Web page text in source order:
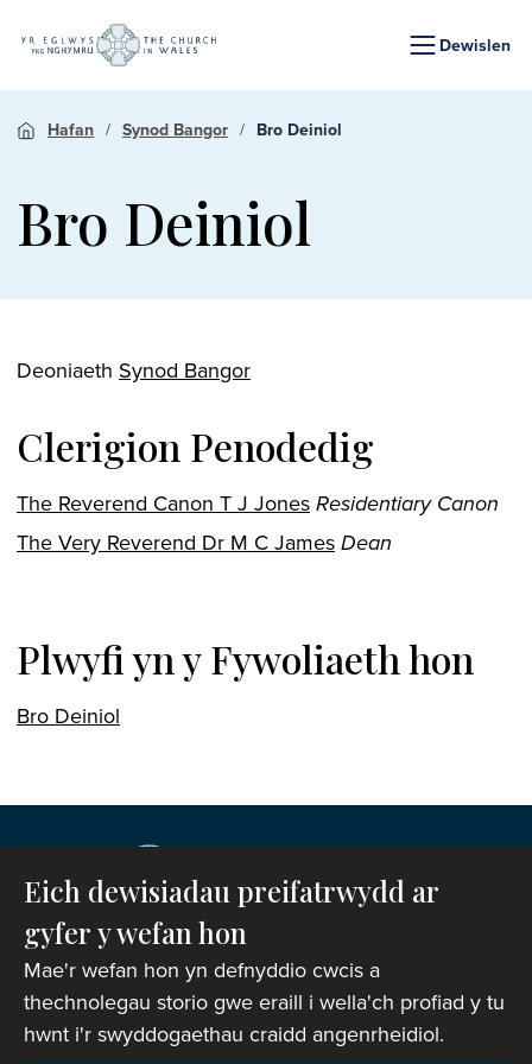
Dewislen
Hafan Synod Bangor Bro Deiniol
Bro Deiniol
Deoniaeth Synod Bangor
Clerigion Penodedig
The Reverend Canon T J Jones Residentiary Canon
The Very Reverend Dr M C James Dean
Plwyfi yn y Fywoliaeth hon
Bro Deiniol
Hawlfraint © 2007-2026 Corff Cynrychiolwyr yr
Eich dewisiadau preifatrwydd ar
gyfer y wefan hon
Mae'r wefan hon yn defnyddio cwcis a
thechnolegau storio gwe eraill i wella'ch profiad y tu
hwnt i'r swyddogaethau craidd angenrheidiol.